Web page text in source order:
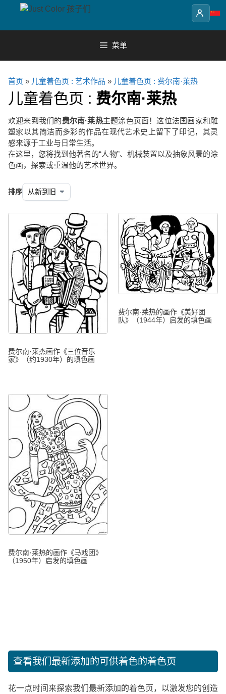
content
菜单
首页 » 儿童着色页 : 艺术作品 » 儿童着色页 : 费尔南·莱热
儿童着色页 : 费尔南·莱热
欢迎来到我们的费尔南·莱热主题涂色页面！这位法国画家和雕
塑家以其简洁而多彩的作品在现代艺术史上留下了印记，其灵
感来源于工业与日常生活。
在这里，您将找到他著名的“人物”、机械装置以及抽象风景的涂
色画，探索或重温他的艺术世界。
排序
费尔南·莱杰画作《三位音乐
家》（约1930年）的填色画
费尔南·莱热的画作《美好团
队》（1944年）启发的填色画
费尔南·莱热的画作《马戏团》
（1950年）启发的填色画
查看我们最新添加的可供着色的着色页
花一点时间来探索我们最新添加的着色页，以激发您的创造